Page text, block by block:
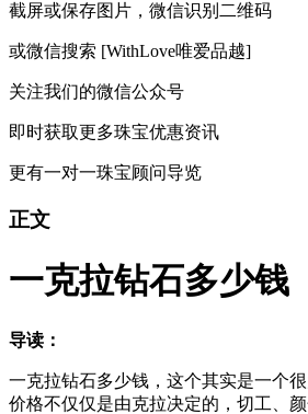
截屏或保存图片，微信识别二维码
或微信搜索 [WithLove唯爱品越]
关注我们的微信公众号
即时获取更多珠宝优惠资讯
更有一对一珠宝顾问导览
正文
一克拉钻石多少钱
导读：
一克拉钻石多少钱，这个其实是一个
价格不仅仅是由克拉决定的，切工、